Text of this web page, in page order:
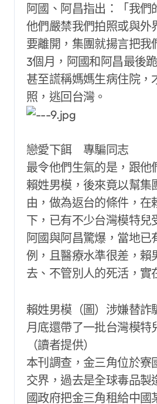
阿國、阿昌指出：「我們
他們嚴禁我們拍照或與外
要離開，集團就揚言把我
3個月，阿國和阿昌最後
甚至謊稱媽媽生病住院，
照，逃回台灣。
戀愛下餌 專騙同志
最令他們生氣的是，跟他
賴姓男模，後來竟以幫集
由，做為返台的條件，在
下，已有不少台灣模特兒
阿國與阿昌驚爆，當地已
例，且醫療水準很差，賴
去、不管別人的死活，實
賴姓男模（圖）涉嫌替詐
月底還帶了一批台灣模特
（讀者提供）
本刊調查，金三角位於寮
交界，過去是全球毒品製
國政府把金三角租給中國